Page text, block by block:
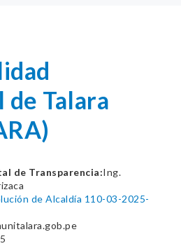
de Talara
de Transparencia:Ing.
de Alcaldía 110-03-2025-